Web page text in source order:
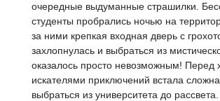
очередные выдуманные страшилки.
студенты пробрались ночью на
за ними крепкая входная дверь с
захлопнулась и выбраться из
оказалось просто невозможным! Перед
искателями приключений встала
выбраться из университета до